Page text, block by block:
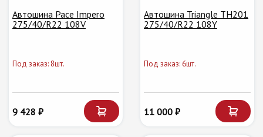
Автошина Pace Impero
275/40/R22 108V
Под заказ: 8шт.
9 428 ₽
Автошина Triangle TH201
275/40/R22 108Y
Под заказ: 6шт.
11 000 ₽